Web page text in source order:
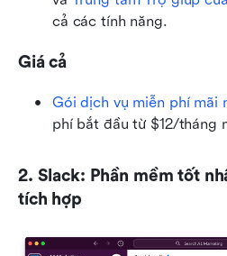
cả các tính năng.
Giá cả
Gói dịch vụ miễn phí mãi
phí bắt đầu từ $12/tháng
2. Slack: Phần mềm tốt
tích hợp